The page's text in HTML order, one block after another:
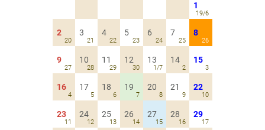
1
19/6
2
20
3
21
4
22
5
23
6
24
7
25
8
26
9
27
10
28
11
29
12
30
13
1/7
14
2
15
3
16
4
17
5
18
6
19
7
20
8
21
9
22
10
23
11
24
12
25
13
26
14
27
15
28
16
29
17